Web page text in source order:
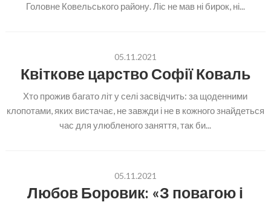
Головне Ковельського району. Ліс не мав ні бирок, ні...
05.11.2021
Квіткове царство Софії Коваль
Хто прожив багато літ у селі засвідчить: за щоденними
клопотами, яких вистачає, не завжди і не в кожного знайдеться
час для улюбленого заняття, так би...
05.11.2021
Любов Боровик: «З повагою і